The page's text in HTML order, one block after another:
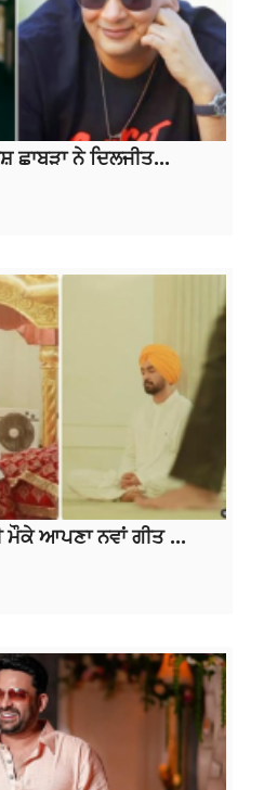
ਨੇ ਦਿਲਜੀਤ...
ਮੌਕੇ ਆਪਣਾ ਨਵਾਂ ਗੀਤ ...